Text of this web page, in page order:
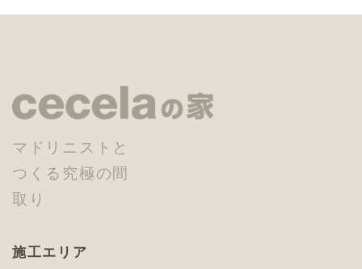
マドリニストと
つくる究極の間
取り
施工エリア